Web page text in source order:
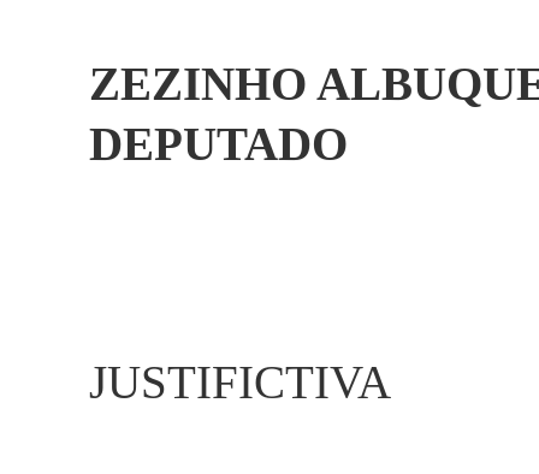
ZEZINHO
DEPUTADO
JUSTIFICTIVA